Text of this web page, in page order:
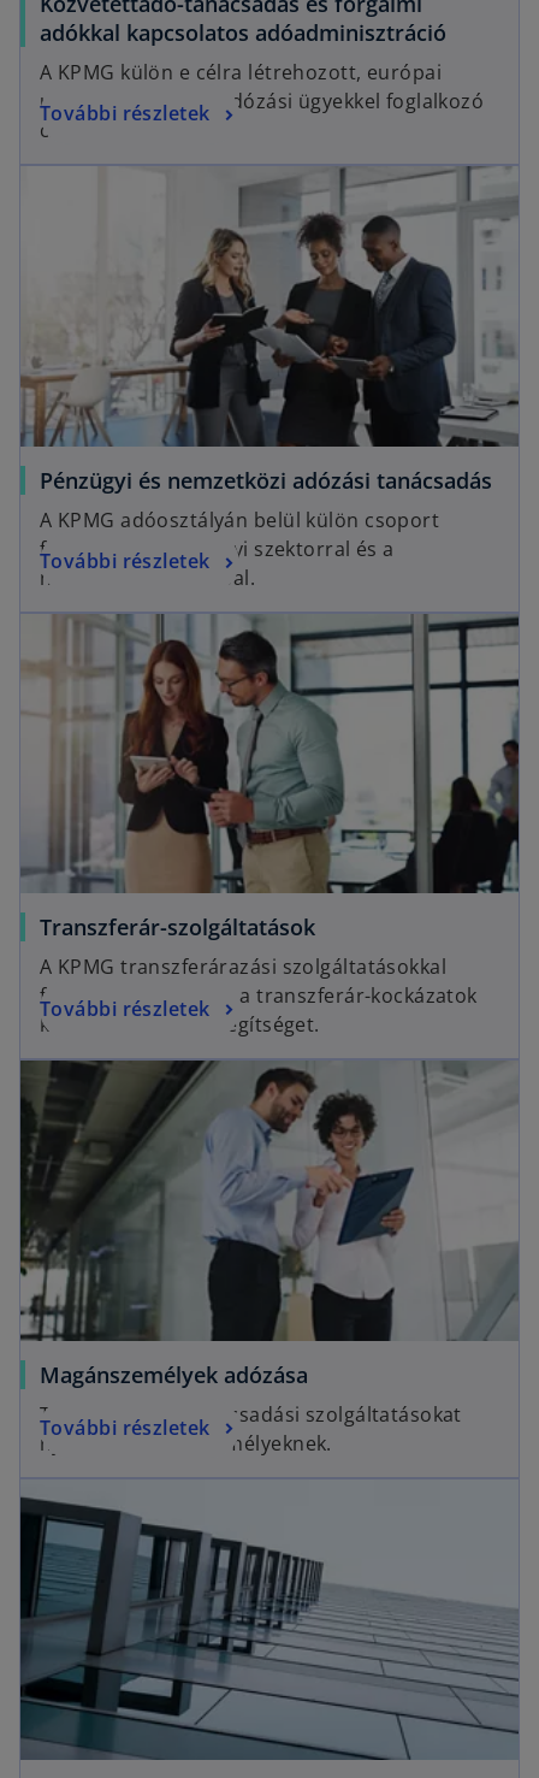
adókkal kapcsolatos adóadminisztráció
A KPMG külön e célra létrehozott, európai
uniós és közvetett adózási ügyekkel foglalkozó
csoportja.
További részletek
Pénzügyi és nemzetközi adózási tanácsadás
A KPMG adóosztályán belül külön csoport
foglalkozik a pénzügyi szektorral és a
nemzetközi adózással.
További részletek
Transzferár-szolgáltatások
A KPMG transzferárazási szolgáltatásokkal
foglalkozó csoportja a transzferár-kockázatok
kezelésében nyújt segítséget.
További részletek
Magánszemélyek adózása
Teljes körű adótanácsadási szolgáltatásokat
nyújtunk magánszemélyeknek.
További részletek